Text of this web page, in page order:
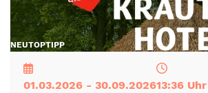
NEUTOPTIPP
01.03.2026 - 30.09.202613:36 Uhr